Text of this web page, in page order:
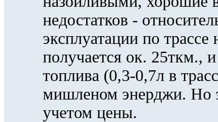
недостатков -
эксплуатации по
получается ок. 25ткм.,
топлива (0,3-0,7л в
мишленом энерджи. Но
учетом цены.